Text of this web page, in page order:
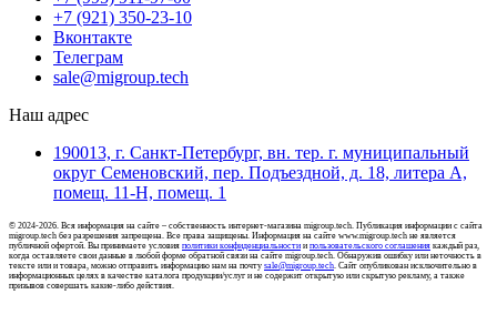
+7 (921) 350-23-10
Вконтакте
Телеграм
sale@migroup.tech
Наш адрес
190013, г. Санкт-Петербург, вн. тер. г. муниципальный
округ Семеновский, пер. Подъездной, д. 18, литера А,
помещ. 11-Н, помещ. 1
© 2024-2026. Вся информация на сайте – собственность интернет-магазина migroup.tech. Публикация информации с сайта
migroup.tech без разрешения запрещена. Все права защищены. Информация на сайте www.migroup.tech не является
публичной офертой. Вы принимаете условия политики конфиденциальности и пользовательского соглашения каждый раз,
когда оставляете свои данные в любой форме обратной связи на сайте migroup.tech. Обнаружив ошибку или неточность в
тексте или и товара, можно отправить информацию нам на почту sale@migroup.tech. Сайт опубликован исключительно в
информационных целях в качестве каталога продукции/услуг и не содержит открытую или скрытую рекламу, а также
призывов совершать какие-либо действия.